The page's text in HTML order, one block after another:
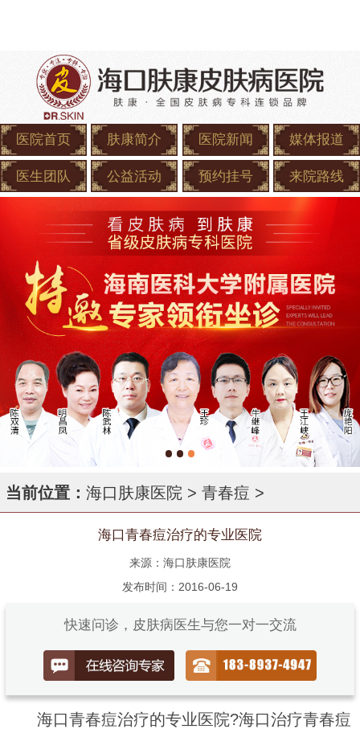
医院首页 肤康简介 医院新闻 媒体报道
医生团队 公益活动 预约挂号 来院路线
当前位置： 海口肤康医院 > 青春痘 >
海口青春痘治疗的专业医院
来源：海口肤康医院
发布时间：2016-06-19
快速问诊，皮肤病医生与您一对一交流
海口青春痘治疗的专业医院?海口治疗青春痘